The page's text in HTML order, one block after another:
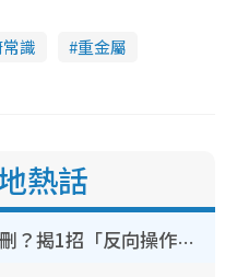
識
重金屬
熱話
WhatsApp預設貼圖點刪？揭1招「反向操作」還原簡潔介面 附3步實測教學